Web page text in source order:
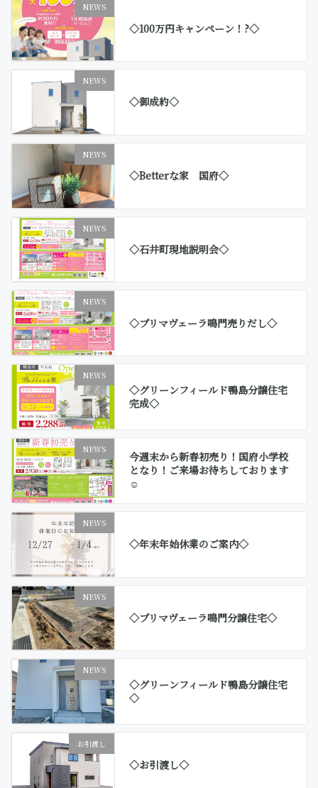
NEWS
◇100万円キャンペーン！?◇
NEWS
◇御成約◇
NEWS
◇Betterな家 国府◇
NEWS
◇石井町現地説明会◇
NEWS
◇プリマヴェーラ鳴門売りだし◇
NEWS
◇グリーンフィールド鴨島分譲住宅
完成◇
NEWS
今週末から新春初売り！国府小学校
となり！ご来場お待ちしております
☺
NEWS
◇年末年始休業のご案内◇
NEWS
◇プリマヴェーラ鳴門分譲住宅◇
NEWS
◇グリーンフィールド鴨島分譲住宅
◇
お引渡し
◇お引渡し◇